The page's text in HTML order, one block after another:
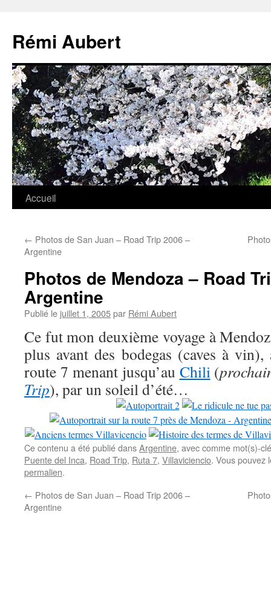
contenu
Rémi Aubert
Accueil
← Photos de San Juan – Road Trip 2006 –
Argentine
Photos de Mendoza – Road
Argentine
Publié le juillet 1, 2005par Rémi Aubert
Ce fut mon deuxième voyage à
plus avant des bodegas (caves à
route 7 menant jusqu’au Chili(
Trip), par un soleil d’été…
Ce contenu a été publié dansArgentine, avec comme mot(s)-
Puente del Inca, Road Trip, Ruta 7, Villaviciencio. Vous pouvez
permalien.
← Photos de San Juan – Road Trip 2006 –
Argentine